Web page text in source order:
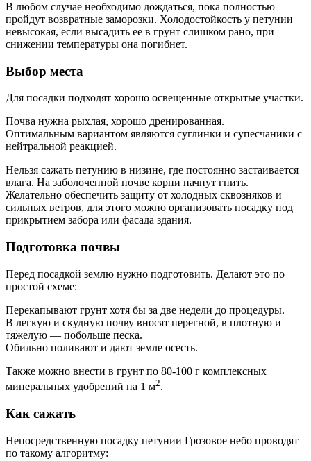
В любом случае необходимо дождаться, пока полностью
пройдут возвратные заморозки. Холодостойкость у петунии
невысокая, если высадить ее в грунт слишком рано, при
снижении температуры она погибнет.
Выбор места
Для посадки подходят хорошо освещенные открытые участки.
Почва нужна рыхлая, хорошо дренированная.
Оптимальным вариантом являются суглинки и супесчаники с
нейтральной реакцией.
Нельзя сажать петунию в низине, где постоянно застаивается
влага. На заболоченной почве корни начнут гнить.
Желательно обеспечить защиту от холодных сквозняков и
сильных ветров, для этого можно организовать посадку под
прикрытием забора или фасада здания.
Подготовка почвы
Перед посадкой землю нужно подготовить. Делают это по
простой схеме:
Перекапывают грунт хотя бы за две недели до процедуры.
В легкую и скудную почву вносят перегной, в плотную и
тяжелую — побольше песка.
Обильно поливают и дают земле осесть.
Также можно внести в грунт по 80-100 г комплексных
минеральных удобрений на 1 м2.
Как сажать
Непосредственную посадку петунии Грозовое небо проводят
по такому алгоритму: